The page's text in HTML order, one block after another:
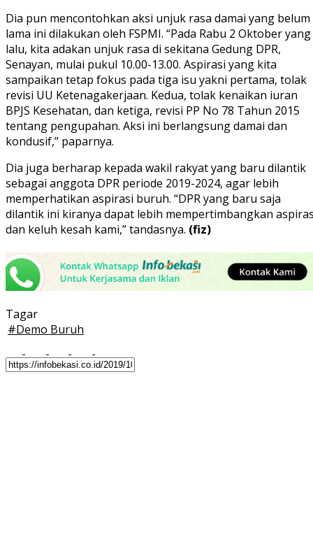
Dia pun mencontohkan aksi unjuk rasa damai yang belum
lama ini dilakukan oleh FSPMI. “Pada Rabu 2 Oktober yang
lalu, kita adakan unjuk rasa di sekitana Gedung DPR,
Senayan, mulai pukul 10.00-13.00. Aspirasi yang kita
sampaikan tetap fokus pada tiga isu yakni pertama, tolak
revisi UU Ketenagakerjaan. Kedua, tolak kenaikan iuran
BPJS Kesehatan, dan ketiga, revisi PP No 78 Tahun 2015
tentang pengupahan. Aksi ini berlangsung damai dan
kondusif,” paparnya.
Dia juga berharap kepada wakil rakyat yang baru dilantik
sebagai anggota DPR periode 2019-2024, agar lebih
memperhatikan aspirasi buruh. “DPR yang baru saja
dilantik ini kiranya dapat lebih mempertimbangkan
dan keluh kesah kami,” tandasnya. (fiz)
Tagar
#Demo Buruh